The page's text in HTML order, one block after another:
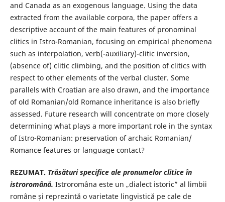
and Canada as an exogenous language. Using the data
extracted from the available corpora, the paper offers a
descriptive account of the main features of pronominal
clitics in Istro-Romanian, focusing on empirical phenomena
such as interpolation, verb(-auxiliary)-clitic inversion,
(absence of) clitic climbing, and the position of clitics with
respect to other elements of the verbal cluster. Some
parallels with Croatian are also drawn, and the importance
of old Romanian/old Romance inheritance is also briefly
assessed. Future research will concentrate on more closely
determining what plays a more important role in the syntax
of Istro-Romanian: preservation of archaic Romanian/
Romance features or language contact?
REZUMAT. Trăsături specifice ale pronumelor clitice în
istroromână. Istroromâna este un „dialect istoric” al limbii
române și reprezintă o varietate lingvistică pe cale de